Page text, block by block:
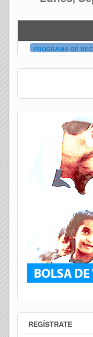
PROGRAMA DE
Formulario de
REGÍSTRATE